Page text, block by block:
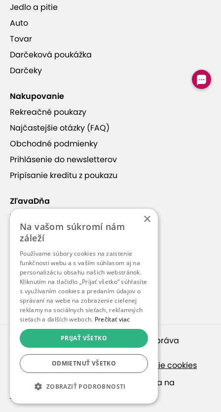
Jedlo a pitie
Auto
Tovar
Darčeková poukážka
Darčeky
Nakupovanie
Rekreačné poukazy
Najčastejšie otázky (FAQ)
Obchodné podmienky
Prihlásenie do newsletterov
Pripísanie kreditu z poukazu
ZľavaDňa
Náš príbeh
Kontakt
Kariéra
Blog
Pre médiá
Pre partnerov
© 2010 – 2026inspirago s. r. o.
. Všetky práva
vyhradené.
Ochrana osobných údajov|
Nastavenie cookies
Ak hľadáte ponuky v češtine, pozrite sa na
SlevaDne.cz
×
Na vašom súkromí nám
záleží
Používame súbory cookies na zaistenie
funkčnosti webu a s vaším súhlasom aj na
personalizáciu obsahu našich webstránok.
Kliknutím na tlačidlo „Prijať všetko“ súhlasíte
s využívaním cookies a predaním údajov o
správaní na webe na zobrazenie cielenej
reklamy na sociálnych sieťach, reklamných
sieťach a ďalších weboch. Prečítať viac
PRIJAŤ VŠETKO
ODMIETNUŤ VŠETKO
ZOBRAZIŤ PODROBNOSTI